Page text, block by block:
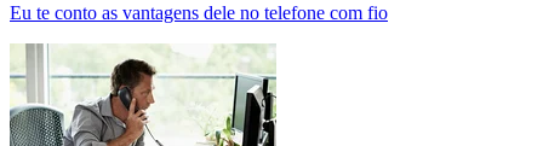
Eu te conto as vantagens dele no telefone com fio